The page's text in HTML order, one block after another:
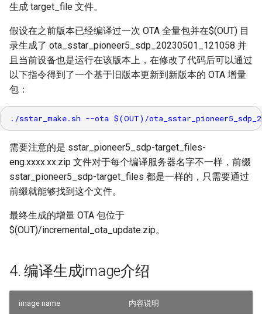
生成 target_file 文件。
假设在之前版本已经编译过一次 OTA 全量包并在$(OUT) 目
录生成了 ota_sstar_pioneer5_sdp_20230501_121058 并
且当前设备也是运行在该版本上，在修改了代码后可以通过
以下指令得到了一个基于旧版本更新到新版本的 OTA 增量
包：
需要注意的是 sstar_pioneer5_sdp-target_files-
eng.xxxx.xx.zip 文件对于每个编译服务器名字不一样，前缀
sstar_pioneer5_sdp-target_files 都是一样的，只需要通过
前缀就能够找到这个文件。
最终生成的增量 OTA 包位于
$(OUT)/incremental_ota_update.zip。
4. 编译生成image介绍
image name 内容说明